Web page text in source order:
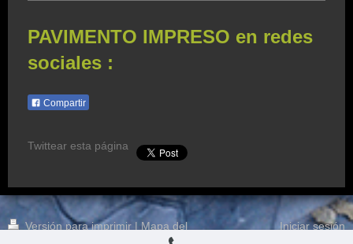
PAVIMENTO IMPRESO en redes
sociales :
Compartir
Twittear esta página
Versión para imprimir | Mapa del
Iniciar sesión